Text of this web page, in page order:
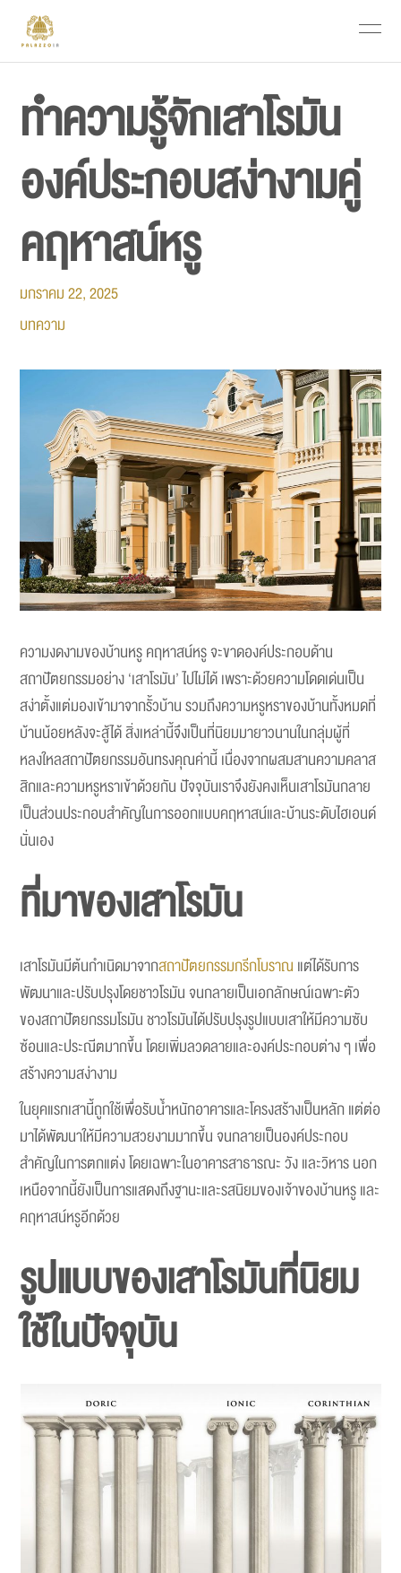
ทำความรู้จักเสาโรมัน
องค์ประกอบสง่างามคู่
คฤหาสน์หรู
มกราคม 22, 2025
บทความ
ความงดงามของบ้านหรู คฤหาสน์หรู จะขาดองค์ประกอบด้าน
สถาปัตยกรรมอย่าง ‘เสาโรมัน’ ไปไม่ได้ เพราะด้วยความโดดเด่นเป็น
สง่าตั้งแต่มองเข้ามาจากรั้วบ้าน รวมถึงความหรูหราของบ้านทั้งหมดที่
บ้านน้อยหลังจะสู้ได้ สิ่งเหล่านี้จึงเป็นที่นิยมมายาวนานในกลุ่มผู้ที่
หลงใหลสถาปัตยกรรมอันทรงคุณค่านี้ เนื่องจากผสมสานความคลาส
สิกและความหรูหราเข้าด้วยกัน ปัจจุบันเราจึงยังคงเห็นเสาโรมันกลาย
เป็นส่วนประกอบสำคัญในการออกแบบคฤหาสน์และบ้านระดับไฮเอนด์
นั่นเอง
ที่มาของเสาโรมัน
เสาโรมันมีต้นกำเนิดมาจากสถาปัตยกรรมกรีกโบราณ แต่ได้รับการ
พัฒนาและปรับปรุงโดยชาวโรมัน จนกลายเป็นเอกลักษณ์เฉพาะตัว
ของสถาปัตยกรรมโรมัน ชาวโรมันได้ปรับปรุงรูปแบบเสาให้มีความซับ
ซ้อนและประณีตมากขึ้น โดยเพิ่มลวดลายและองค์ประกอบต่าง ๆ เพื่อ
สร้างความสง่างาม
ในยุคแรกเสานี้ถูกใช้เพื่อรับน้ำหนักอาคารและโครงสร้างเป็นหลัก แต่ต่อ
มาได้พัฒนาให้มีความสวยงามมากขึ้น จนกลายเป็นองค์ประกอบ
สำคัญในการตกแต่ง โดยเฉพาะในอาคารสาธารณะ วัง และวิหาร นอก
เหนือจากนี้ยังเป็นการแสดงถึงฐานะและรสนิยมของเจ้าของบ้านหรู และ
คฤหาสน์หรูอีกด้วย
รูปแบบของเสาโรมันที่นิยม
ใช้ในปัจจุบัน